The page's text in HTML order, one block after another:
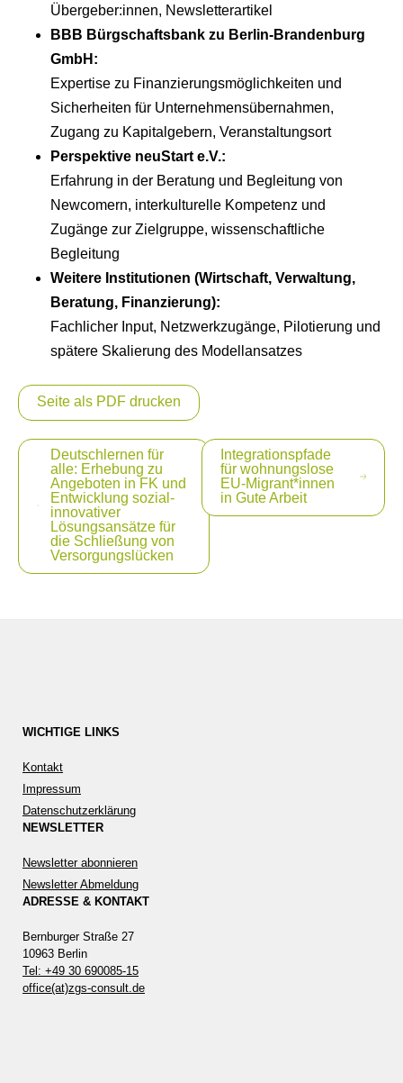
Übergeber:innen, Newsletterartikel
BBB Bürgschaftsbank zu Berlin-Brandenburg
GmbH:
Expertise zu Finanzierungsmöglichkeiten und
Sicherheiten für Unternehmensübernahmen,
Zugang zu Kapitalgebern, Veranstaltungsort
Perspektive neuStart e.V.:
Erfahrung in der Beratung und Begleitung von
Newcomern, interkulturelle Kompetenz und
Zugänge zur Zielgruppe, wissenschaftliche
Begleitung
Weitere Institutionen (Wirtschaft, Verwaltung,
Beratung, Finanzierung):
Fachlicher Input, Netzwerkzugänge, Pilotierung und
spätere Skalierung des Modellansatzes
Seite als PDF drucken
Beitragsnavigation
Deutschlernen für
alle: Erhebung zu
Angeboten in FK und
Entwicklung sozial-
innovativer
Lösungsansätze für
die Schließung von
Versorgungslücken
Integrationspfade
für wohnungslose
EU-Migrant*innen
in Gute Arbeit
WICHTIGE LINKS
Kontakt
Impressum
Datenschutzerklärung
NEWSLETTER
Newsletter abonnieren
Newsletter Abmeldung
ADRESSE & KONTAKT
Bernburger Straße 27
10963 Berlin
Tel: +49 30 690085-15
office(at)zgs-consult.de